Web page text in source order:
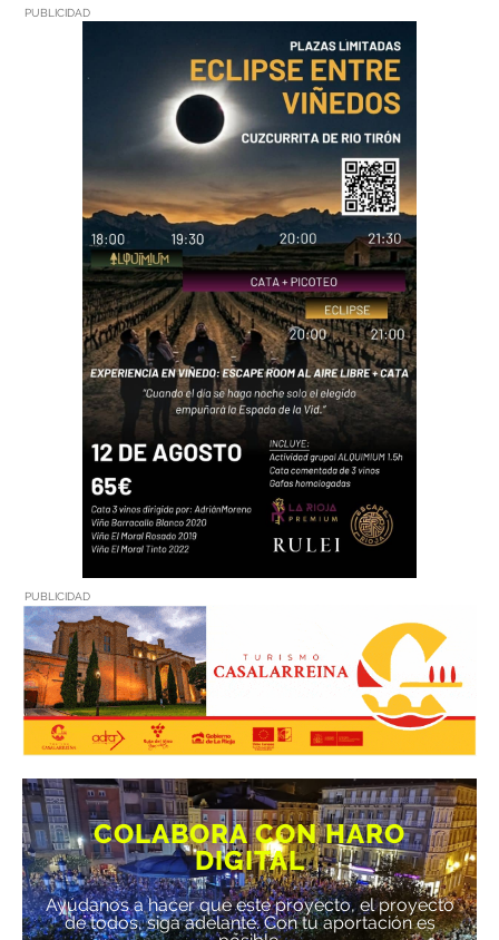
PUBLICIDAD
PUBLICIDAD
COLABORA CON HARO
DIGITAL
Ayúdanos a hacer que este proyecto, el proyecto
de todos, siga adelante. Con tu aportación es